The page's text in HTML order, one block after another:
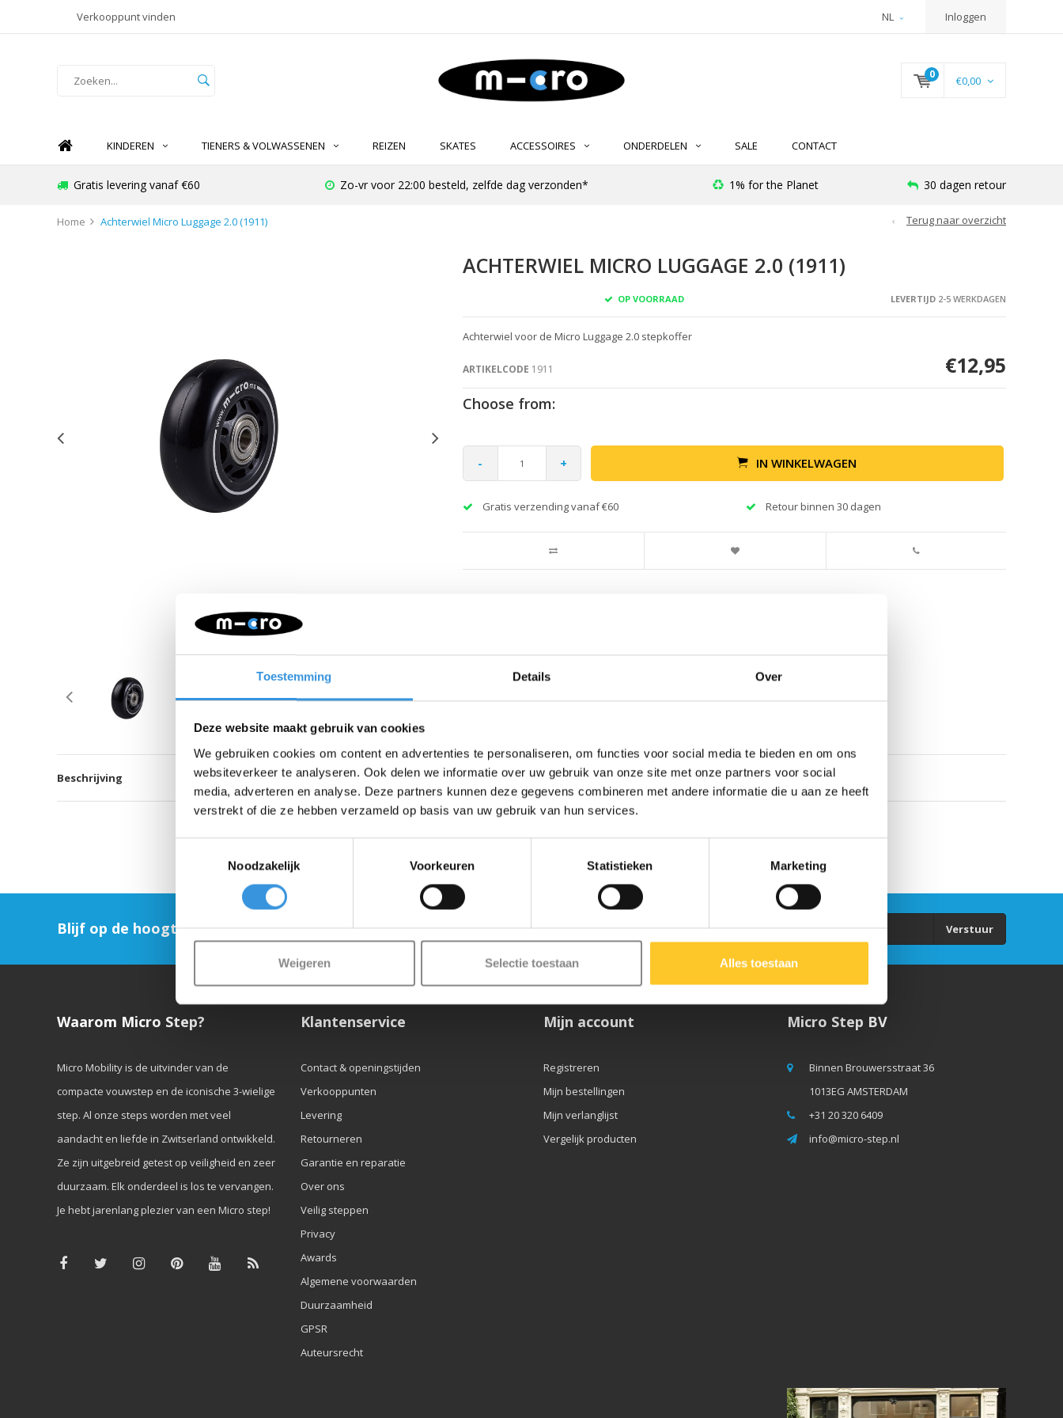
Toestemming Details Over
Deze website maakt gebruik van cookies
We gebruiken cookies om content en advertenties te personaliseren, om functies voor social media te bieden en om ons
websiteverkeer te analyseren. Ook delen we informatie over uw gebruik van onze site met onze partners voor social
media, adverteren en analyse. Deze partners kunnen deze gegevens combineren met andere informatie die u aan ze heeft
verstrekt of die ze hebben verzameld op basis van uw gebruik van hun services.
Noodzakelijk
Voorkeuren Statistieken Marketing
Weigeren Selectie toestaan Alles toestaan
Verkooppunt vinden NL Inloggen
0 €0,00
KINDEREN TIENERS & VOLWASSENEN REIZEN SKATES ACCESSOIRES ONDERDELEN SALE CONTACT
Gratis levering vanaf €60 Zo-vr voor 22:00 besteld, zelfde dag verzonden* 1% for the Planet 30 dagen retour
Home Achterwiel Micro Luggage 2.0 (1911) Terug naar overzicht
ACHTERWIEL MICRO LUGGAGE 2.0 (1911)
OP VOORRAAD LEVERTIJD2-5 WERKDAGEN
Achterwiel voor de Micro Luggage 2.0 stepkoffer
ARTIKELCODE 1911 €12,95
Choose from:
- + IN WINKELWAGEN
Gratis verzending vanaf €60 Retour binnen 30 dagen
Beschrijving
Blijf op de hoogte en schrijf je in voor onze nieuwsbrief Verstuur
Waarom Micro Step?
Micro Mobility is de uitvinder van de
compacte vouwstep en de iconische 3-wielige
step. Al onze steps worden met veel
aandacht en liefde in Zwitserland ontwikkeld.
Ze zijn uitgebreid getest op veiligheid en zeer
duurzaam. Elk onderdeel is los te vervangen.
Je hebt jarenlang plezier van een Micro step!
Klantenservice
Contact & openingstijden
Verkooppunten
Levering
Retourneren
Garantie en reparatie
Over ons
Veilig steppen
Privacy
Awards
Algemene voorwaarden
Duurzaamheid
GPSR
Auteursrecht
Mijn account
Registreren
Mijn bestellingen
Mijn verlanglijst
Vergelijk producten
Micro Step BV
Binnen Brouwersstraat 36
1013EG AMSTERDAM
+31 20 320 6409
info@micro-step.nl